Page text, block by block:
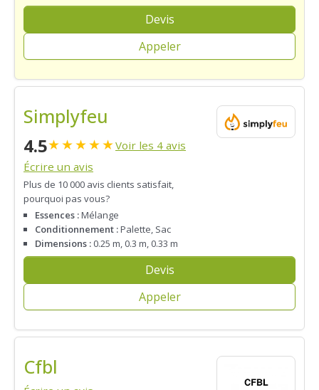
Devis
Appeler
Simplyfeu
4.5★★★★★Voir les 4 avis
Écrire un avis
Plus de 10 000 avis clients satisfait,
pourquoi pas vous?
Essences :Mélange
Conditionnement :Palette, Sac
Dimensions : 0.25 m, 0.3 m, 0.33 m
Devis
Appeler
Cfbl